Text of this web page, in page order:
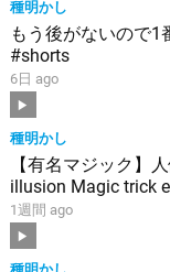
種明かし
もう後がないので1
#shorts
6日 ago
種明かし
【有名マジック】
illusion Magic trick
1週間 ago